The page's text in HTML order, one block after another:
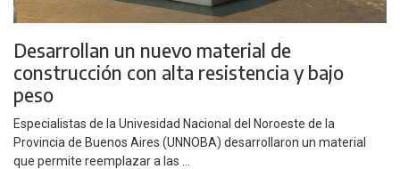
Desarrollan un nuevo material de
construcción con alta resistencia y bajo
peso
Especialistas de la Univesidad Nacional del Noroeste de la
Provincia de Buenos Aires (UNNOBA) desarrollaron un material
que permite reemplazar a las ...